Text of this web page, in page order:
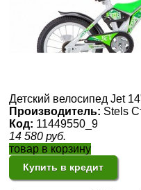
Детский велосипед Jet
Производитель: Stels
Код: 11449550_9
14 580 руб.
товар в корзину
Купить в кредит